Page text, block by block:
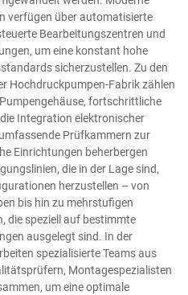
verfügen über automatisierte
Bearbeitungszentren und
um eine konstant hohe
sicherzustellen. Zu den
Hochdruckpumpen-Fabrik zählen
fortschrittliche
Integration elektronischer
Prüfkammern zur
Einrichtungen beherbergen
die in der Lage sind,
herzustellen – von
bis hin zu mehrstufigen
die speziell auf bestimmte
ausgelegt sind. In der
spezialisierte Teams aus
Montagespezialisten
um eine optimale